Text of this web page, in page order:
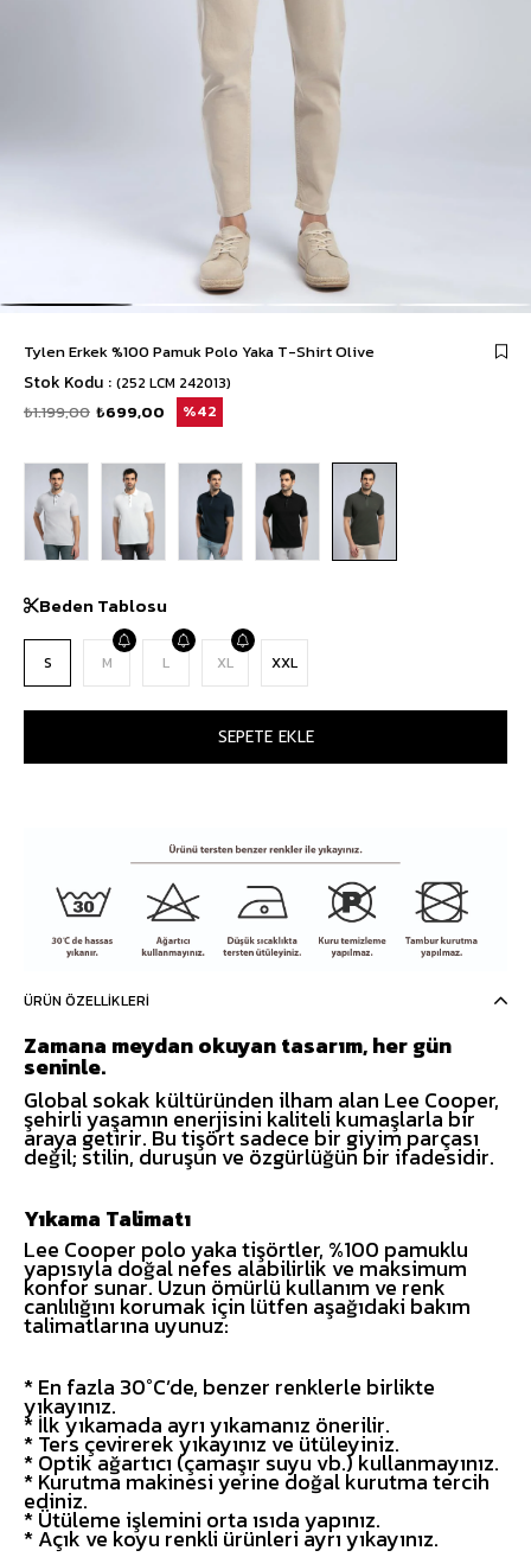
Tylen Erkek %100 Pamuk Polo Yaka T-Shirt Olive
Stok Kodu (252 LCM 242013)
₺1.199,00 ₺699,00 42
Beden Tablosu
S M L XL XXL
ÜRÜN ÖZELLIKLERI
Zamana meydan okuyan tasarım, her gün
seninle.
Global sokak kültüründen ilham alan Lee Cooper,
şehirli yaşamın enerjisini kaliteli kumaşlarla bir
araya getirir. Bu tişört sadece bir giyim parçası
değil; stilin, duruşun ve özgürlüğün bir ifadesidir.
Yıkama Talimatı
Lee Cooper polo yaka tişörtler, %100 pamuklu
yapısıyla doğal nefes alabilirlik ve maksimum
konfor sunar. Uzun ömürlü kullanım ve renk
canlılığını korumak için lütfen aşağıdaki bakım
talimatlarına uyunuz:
* En fazla 30°C’de, benzer renklerle birlikte
yıkayınız.
* İlk yıkamada ayrı yıkamanız önerilir.
* Ters çevirerek yıkayınız ve ütüleyiniz.
* Optik ağartıcı (çamaşır suyu vb.) kullanmayınız.
* Kurutma makinesi yerine doğal kurutma tercih
ediniz.
* Ütüleme işlemini orta ısıda yapınız.
* Açık ve koyu renkli ürünleri ayrı yıkayınız.